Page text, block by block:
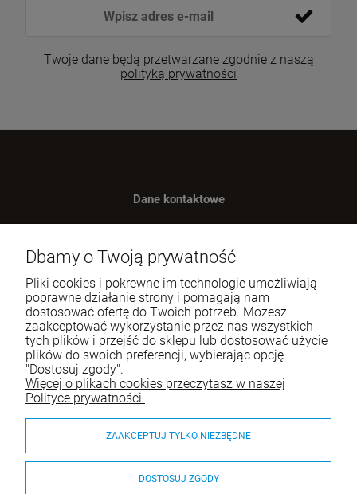
Twoje dane będą przetwarzane zgodnie z naszą
polityką prywatności
Dane kontaktowe
ul. Wręczycka 268
42-202 Częstochowa
NIP: 9492236947
Tel.:
795-760-030
E-mail: sklep@itali.pl
Pomoc
Moje konto
Płatności i dostawa
Dbamy o Twoją prywatność
Pliki cookies i pokrewne im technologie umożliwiają
poprawne działanie strony i pomagają nam
dostosować ofertę do Twoich potrzeb. Możesz
zaakceptować wykorzystanie przez nas wszystkich
tych plików i przejść do sklepu lub dostosować użycie
plików do swoich preferencji, wybierając opcję
"Dostosuj zgody".
Więcej o plikach cookies przeczytasz w naszej
Polityce prywatności.
ZAAKCEPTUJ TYLKO NIEZBĘDNE
DOSTOSUJ ZGODY